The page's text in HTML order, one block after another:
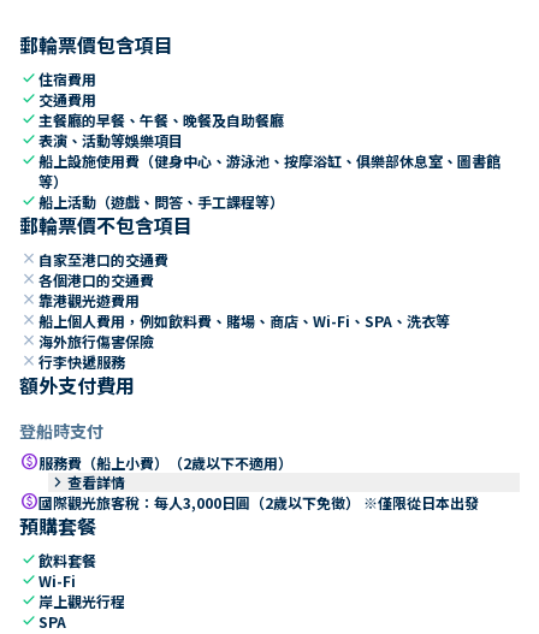
郵輪票價包含項目
check住宿費用
check 交通費用
check 主餐廳的早餐、午餐、晚餐及自助餐廳
check表演、活動等娛樂項目
check船上設施使用費（健身中心、游泳池、按摩浴缸、俱樂部休息室、圖書館
等）
check船上活動（遊戲、問答、手工課程等）
郵輪票價不包含項目
close 自家至港口的交通費
close 各個港口的交通費
close 靠港觀光遊費用
close 船上個人費用，例如飲料費、賭場、商店、Wi-Fi、SPA、洗衣等
close 海外旅行傷害保險
close 行李快遞服務
額外支付費用
登船時支付
paid服務費（船上小費）（2歲以下不適用）
keyboard_arrow_right 查看詳情
paid國際觀光旅客稅：每人3,000日圓（2歲以下免徵） ※僅限從日本出發
預購套餐
check飲料套餐
checkWi-Fi
check 岸上觀光行程
checkSPA